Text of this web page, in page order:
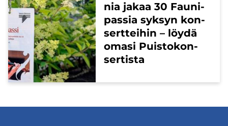
nia jakaa 30 Fau­ni­
pas­sia syk­syn kon­
sert­tei­hin – löydä
omasi Puis­to­kon­
ser­tis­ta